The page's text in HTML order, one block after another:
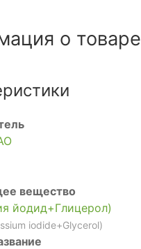
о товаре
вещество
йодид+Глицерол)
iodide+Glycerol)